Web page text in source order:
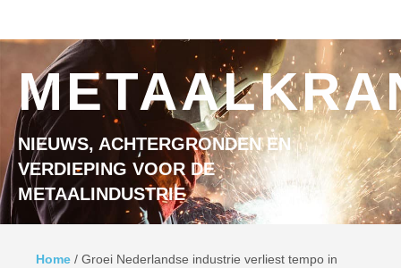
NIEUWS, ACHTERGRONDEN EN
VERDIEPING VOOR DE
METAALINDUSTRIE
Home / Groei Nederlandse industrie verliest tempo in